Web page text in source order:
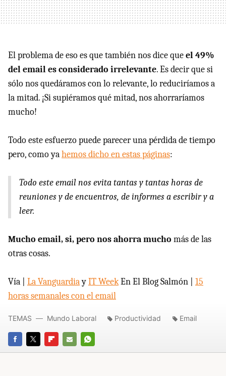
El problema de eso es que también nos dice queel 49%
del email es considerado irrelevante. Es decir que si
sólo nos quedáramos con lo relevante, lo reduciríamos a
la mitad. ¡Si supiéramos qué mitad, nos ahorraríamos
mucho!
Todo este esfuerzo puede parecer una pérdida de tiempo
pero, como yahemos dicho en estas páginas:
Todo este email nos evita tantas y tantas horas de
reuniones y de encuentros, de informes a escribir y a
leer.
Mucho email, si, pero nos ahorra mucho más de las
otras cosas.
Vía | La VanguardiayIT WeekEn El Blog Salmón | 15
horas semanales con el email
FACEBOOK
TWITTERFLIPBOARD
E-
WHATSAPP
TEMAS Mundo Laboral Productividad Email